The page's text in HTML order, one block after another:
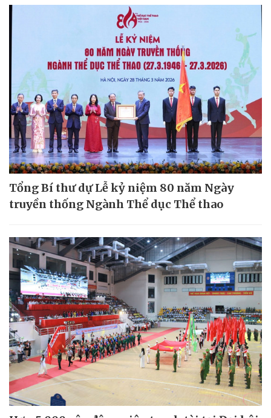
Tổng Bí thư dự Lễ kỷ niệm 80 năm Ngày
truyền thống Ngành Thể dục Thể thao